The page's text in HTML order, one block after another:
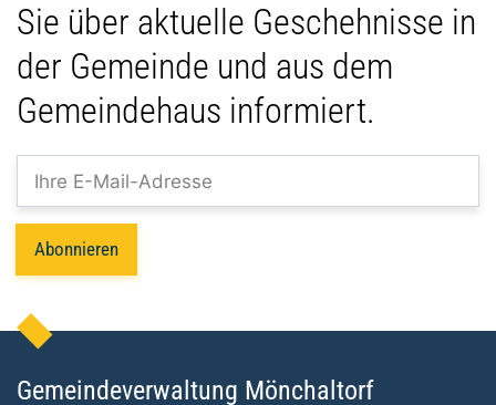
Sie über aktuelle Geschehnisse in
der Gemeinde und aus dem
Gemeindehaus informiert.
Abonnieren
Gemeindeverwaltung Mönchaltorf